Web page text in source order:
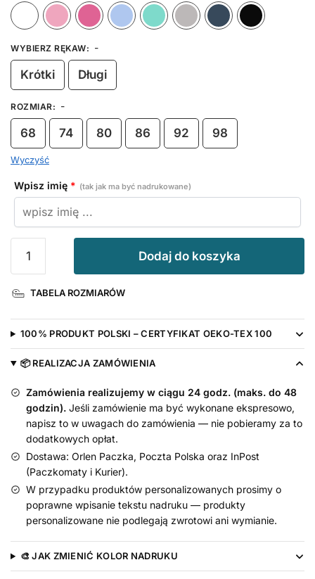
Biały
Różowy Ciemny Różowy
Błękitny MiętowySzary
WYBIERZ RĘKAW: -
Krótki Długi
ROZMIAR: -
68 74 80 86 92 98
Wyczyść
Wpisz imię * (tak jak ma być nadrukowane)
Koszulka
Roczek
Panowania
Imieniem
Dziecka
Dodaj do koszyka
TABELA ROZMIARÓW
100% PRODUKT POLSKI – CERTYFIKAT OEKO-TEX 100
📦 REALIZACJA ZAMÓWIENIA
Zamówienia realizujemy w ciągu 24 godz. (maks. do 48
godzin). Jeśli zamówienie ma być wykonane ekspresowo,
napisz to w uwagach do zamówienia — nie pobieramy za to
dodatkowych opłat.
Dostawa: Orlen Paczka, Poczta Polska oraz InPost
(Paczkomaty i Kurier).
W przypadku produktów personalizowanych prosimy o
poprawne wpisanie tekstu nadruku — produkty
personalizowane nie podlegają zwrotowi ani wymianie.
🎨 JAK ZMIENIĆ KOLOR NADRUKU